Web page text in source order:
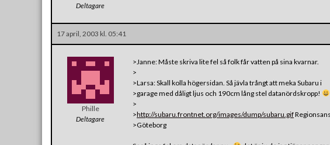
Deltagare
17 april, 2003 kl. 05:41
Phille
Deltagare
>Janne: Måste skriva lite fel så folk får vatten på sina kvarnar.
>
>Larsa: Skall kolla högersidan. Så jävla trångt att meka Subaru i
>garage med dåligt ljus och 190cm lång stel datanördskropp!
>
>http://subaru.frontnet.org/images/dump/subaru.gif
>Göteborg